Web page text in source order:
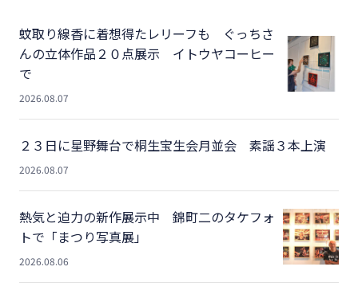
蚊取り線香に着想得たレリーフも ぐっちさ
んの立体作品２０点展示 イトウヤコーヒー
で
2026.08.07
２３日に星野舞台で桐生宝生会月並会 素謡３本上演
2026.08.07
熱気と迫力の新作展示中 錦町二のタケフォ
トで「まつり写真展」
2026.08.06